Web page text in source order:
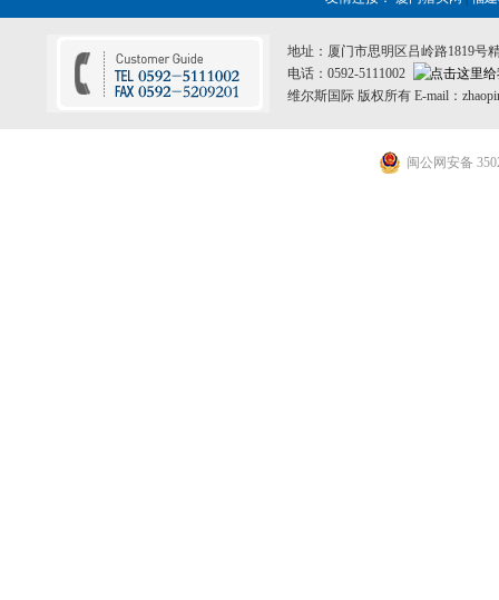
地址：厦门市思明区吕岭路1819号
电话：0592-5111002
维尔斯国际 版权所有 E-mail：
闽公网安备